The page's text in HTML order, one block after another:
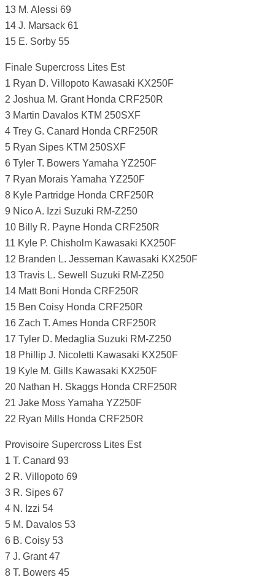
13 M. Alessi 69
14 J. Marsack 61
15 E. Sorby 55
Finale Supercross Lites Est
1 Ryan D. Villopoto Kawasaki KX250F
2 Joshua M. Grant Honda CRF250R
3 Martin Davalos KTM 250SXF
4 Trey G. Canard Honda CRF250R
5 Ryan Sipes KTM 250SXF
6 Tyler T. Bowers Yamaha YZ250F
7 Ryan Morais Yamaha YZ250F
8 Kyle Partridge Honda CRF250R
9 Nico A. Izzi Suzuki RM-Z250
10 Billy R. Payne Honda CRF250R
11 Kyle P. Chisholm Kawasaki KX250F
12 Branden L. Jesseman Kawasaki KX250F
13 Travis L. Sewell Suzuki RM-Z250
14 Matt Boni Honda CRF250R
15 Ben Coisy Honda CRF250R
16 Zach T. Ames Honda CRF250R
17 Tyler D. Medaglia Suzuki RM-Z250
18 Phillip J. Nicoletti Kawasaki KX250F
19 Kyle M. Gills Kawasaki KX250F
20 Nathan H. Skaggs Honda CRF250R
21 Jake Moss Yamaha YZ250F
22 Ryan Mills Honda CRF250R
Provisoire Supercross Lites Est
1 T. Canard 93
2 R. Villopoto 69
3 R. Sipes 67
4 N. Izzi 54
5 M. Davalos 53
6 B. Coisy 53
7 J. Grant 47
8 T. Bowers 45